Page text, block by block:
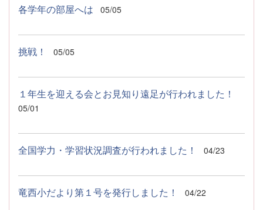
各学年の部屋へは 05/05
挑戦！ 05/05
１年生を迎える会とお見知り遠足が行われました！
05/01
全国学力・学習状況調査が行われました！ 04/23
竜西小だより第１号を発行しました！ 04/22